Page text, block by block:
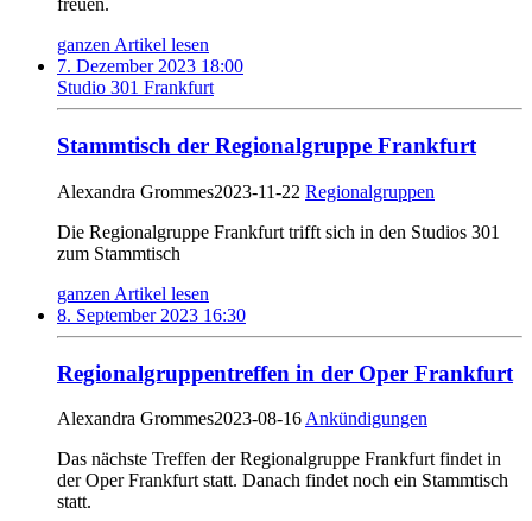
freuen.
ganzen Artikel lesen
7. Dezember 2023 18:00
Studio 301 Frankfurt
Stammtisch der Regionalgruppe Frankfurt
Alexandra Grommes2023-11-22 Regionalgruppen
Die Regionalgruppe Frankfurt trifft sich in den Studios 301
zum Stammtisch
ganzen Artikel lesen
8. September 2023 16:30
Regionalgruppentreffen in der Oper Frankfurt
Alexandra Grommes2023-08-16 Ankündigungen
Das nächste Treffen der Regionalgruppe Frankfurt findet in
der Oper Frankfurt statt. Danach findet noch ein Stammtisch
statt.